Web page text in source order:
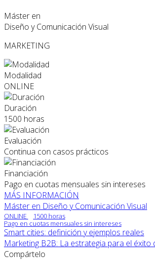
Máster en
Diseño y Comunicación Visual
MARKETING
Modalidad
ONLINE
Duración
1500 horas
Evaluación
Continua con casos prácticos
Financiación
Pago en cuotas mensuales sin intereses
MÁS INFORMACIÓN
Máster en Diseño y Comunicación Visual
ONLINE
1500 horas
Pago en cuotas mensuales sin intereses
Smart cities: definición y ejemplos reales
Marketing B2B: La estrategia para el éxito
Compártelo